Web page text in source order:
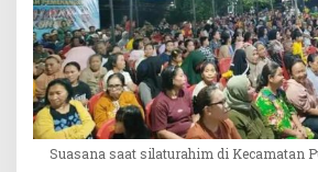
Suasana saat silaturahim di Kecamatan